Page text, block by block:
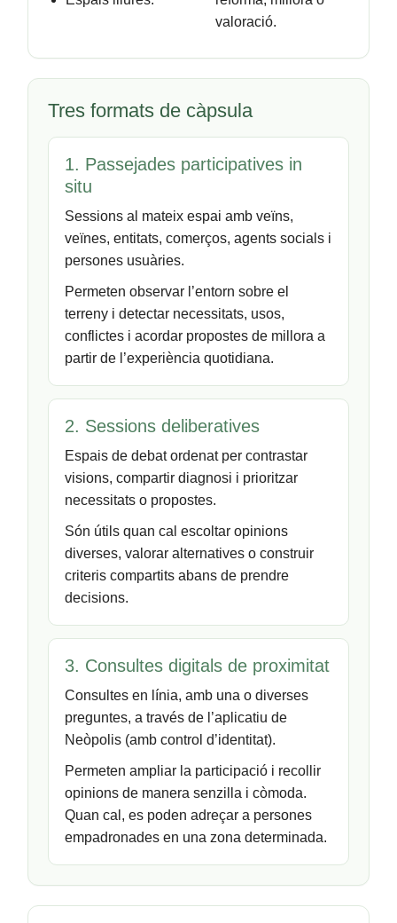
valoració.
Tres formats de càpsula
1. Passejades participatives in
situ
Sessions al mateix espai amb veïns,
veïnes, entitats, comerços, agents socials i
persones usuàries.
Permeten observar l’entorn sobre el
terreny i detectar necessitats, usos,
conflictes i acordar propostes de millora a
partir de l’experiència quotidiana.
2. Sessions deliberatives
Espais de debat ordenat per contrastar
visions, compartir diagnosi i prioritzar
necessitats o propostes.
Són útils quan cal escoltar opinions
diverses, valorar alternatives o construir
criteris compartits abans de prendre
decisions.
3. Consultes digitals de proximitat
Consultes en línia, amb una o diverses
preguntes, a través de l’aplicatiu de
Neòpolis (amb control d’identitat).
Permeten ampliar la participació i recollir
opinions de manera senzilla i còmoda.
Quan cal, es poden adreçar a persones
empadronades en una zona determinada.